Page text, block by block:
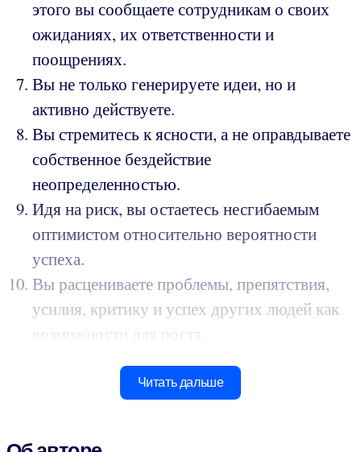
этого вы сообщаете сотрудникам о своих
ожиданиях, их ответственности и
поощрениях.
Вы не только генерируете идеи, но и
активно действуете.
Вы стремитесь к ясности, а не оправдываете
собственное бездействие
неопределенностью.
Идя на риск, вы остаетесь несгибаемым
оптимистом относительно вероятности
успеха.
Вы расцениваете проблемы, препятствия,
усилия, критику и успех других людей как
Читать дальше